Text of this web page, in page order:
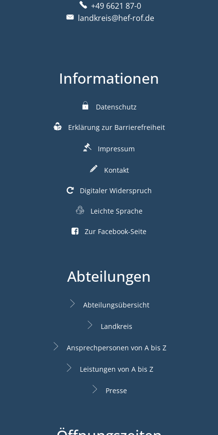
+49 6621 87-0
landkreis@hef-rof.de
Informationen
Datenschutz
Erklärung zur Barrierefreiheit
Impressum
Kontakt
Digitaler Widerspruch
Leichte Sprache
Zur Facebook-Seite
Abteilungen
Abteilungsübersicht
Landkreis
Ansprechpersonen von A bis Z
Leistungen von A bis Z
Presse